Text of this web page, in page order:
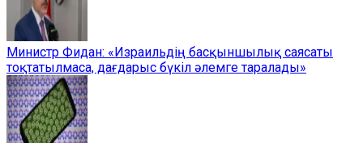
Министр Фидан: «Израильдің басқыншылық саясаты
тоқтатылмаса, дағдарыс бүкіл әлемге таралады»